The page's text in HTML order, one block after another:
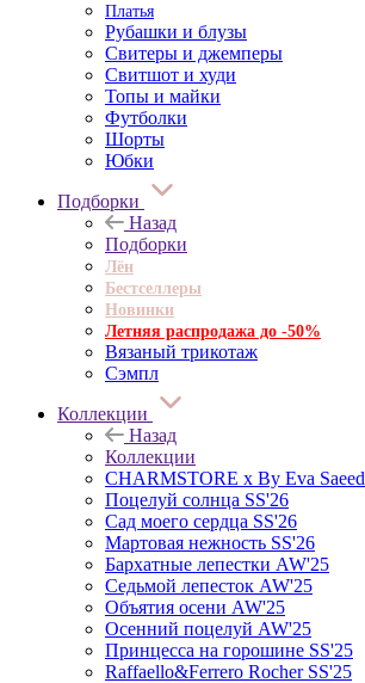
Платья
Рубашки и блузы
Свитеры и джемперы
Свитшот и худи
Топы и майки
Футболки
Шорты
Юбки
Подборки
Назад
Подборки
Лён
Бестселлеры
Новинки
Летняя распродажа до -50%
Вязаный трикотаж
Сэмпл
Коллекции
Назад
Коллекции
CHARMSTORE х By Eva Saeed
Поцелуй солнца SS'26
Сад моего сердца SS'26
Мартовая нежность SS'26
Бархатные лепестки AW'25
Седьмой лепесток AW'25
Объятия осени AW'25
Осенний поцелуй AW'25
Принцесса на горошине SS'25
Raffaello&Ferrero Rocher SS'25